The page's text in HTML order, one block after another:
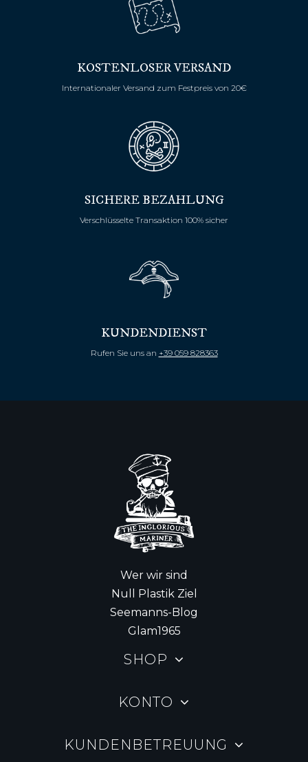
KOSTENLOSER VERSAND
Internationaler Versand zum Festpreis von 20€
SICHERE BEZAHLUNG
Verschlüsselte Transaktion 100% sicher
KUNDENDIENST
Rufen Sie uns an +39 059 828363
Wer wir sind
Null Plastik Ziel
Seemanns-Blog
Glam1965
SHOP
KONTO
KUNDENBETREUUNG